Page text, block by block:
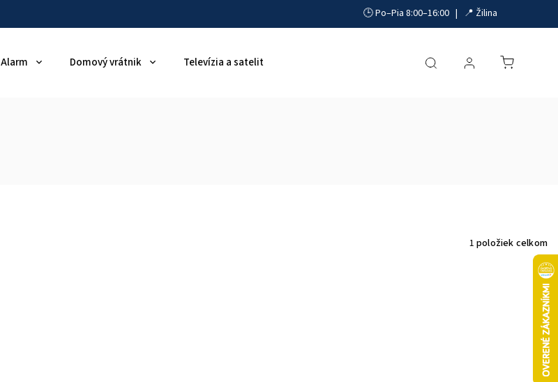
🕒 Po–Pia 8:00–16:00 | 📍 Žilina
Alarm Domový vrátnik Televízia a satelit Akumulátory, UPS a zdroje Parkovacie systémy
1 položiek celkom